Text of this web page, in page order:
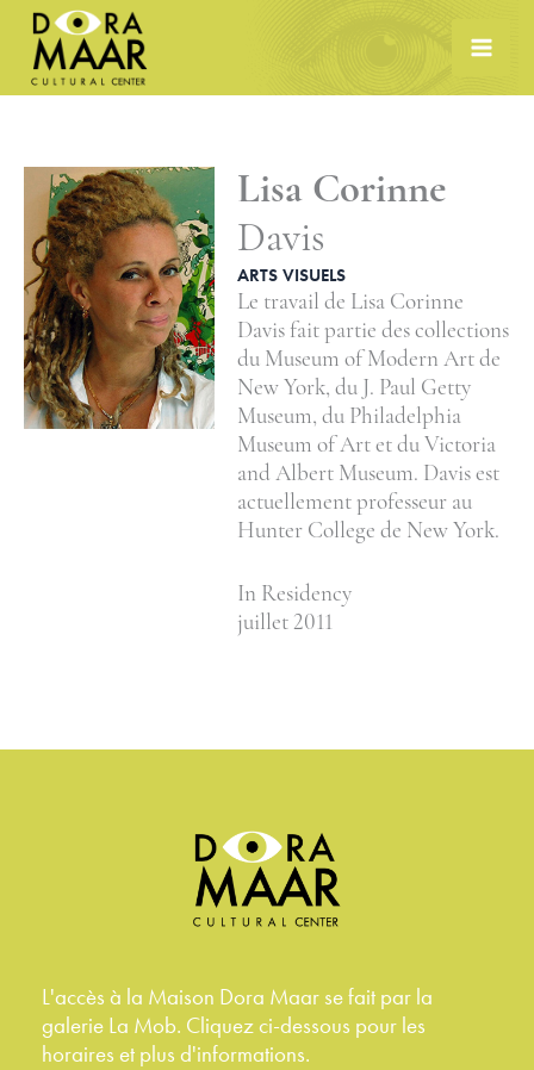
Skip
content
Lisa Corinne
Davis
ARTS VISUELS
Le travail de Lisa Corinne
Davis fait partie des collections
du Museum of Modern Art de
New York, du J. Paul Getty
Museum, du Philadelphia
Museum of Art et du Victoria
and Albert Museum. Davis est
actuellement professeur au
Hunter College de New York.
In Residency
juillet 2011
L'accès à la Maison Dora Maar se fait par la
galerie La Mob. Cliquez ci-dessous pour les
horaires et plus d'informations.